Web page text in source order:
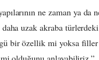
ne zaman ya
uzak akraba
bir özellik mi yoksa